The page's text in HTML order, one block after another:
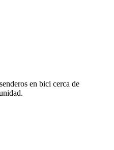
en bici cerca de